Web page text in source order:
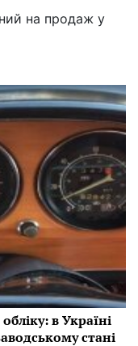
на продаж у
в Україні
стані